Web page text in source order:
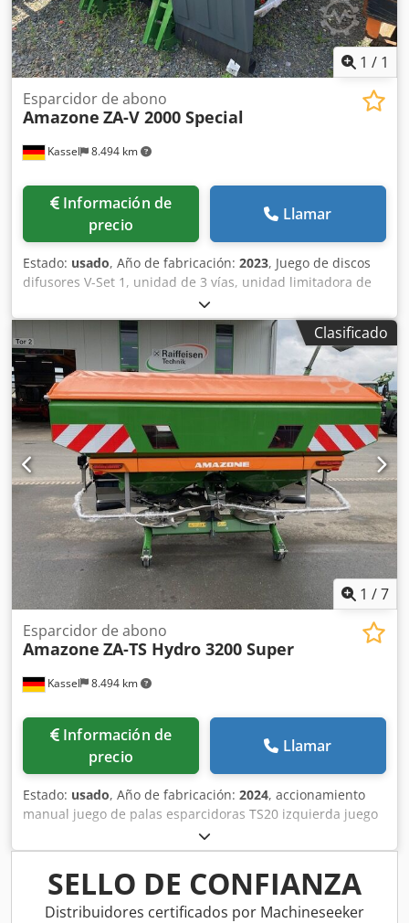
1 / 1
Kassel 8.494 km
Esparcidor de abono
Amazone ZA-V 2000 Special
Información de
precio
Llamar
Estado: usado, Año de fabricación: 2023, Juego de discos
difusores V-Set 1, unidad de 3 vías, unidad limitadora de
esparcido Limiter V / barra de protección tubular S,
dispositivo de rodillos enchufable, mecanismo de
esparcido ZA-V, sobreestructura de tolva S / 2000 eje de
transmisión con acoplamiento de fricción, componentes de
instalación para dispositivos base ZA, recogedor de
suciedad S / iluminación LED Dodpfx Abst Dwh Rjrock
Clasificado
1 /7
Kassel 8.494 km
Esparcidor de abono
Amazone ZA-TS Hydro 3200 Super
Información de
precio
Llamar
Estado: usado, Año de fabricación: 2024, accionamiento
manual juego de palas esparcidoras TS20 izquierda juego
de palas esparcidoras TS20 / derecha accionamiento
hidráulico izquierdo con AutoTS y FlowControl ProfiSPro
accionamiento hidráulico derecho con AutoTS y
FlowControl ProfiSPro disco principal izquierdo con AutoTS
/ disco principal derecho Dedstrdzwepfx Abrsck
SELLO DE CONFIANZA
Distribuidores certificados por Machineseeker